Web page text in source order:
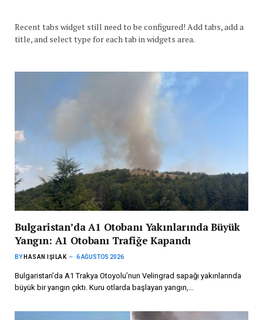
Recent tabs widget still need to be configured! Add tabs, add a
title, and select type for each tab in widgets area.
Bulgaristan’da A1 Otobanı Yakınlarında Büyük
Yangın: A1 Otobanı Trafiğe Kapandı
BY HASAN IŞILAK 6 AĞUSTOS 2026
Bulgaristan’da A1 Trakya Otoyolu’nun Velingrad sapağı yakınlarında
büyük bir yangın çıktı. Kuru otlarda başlayan yangın,…